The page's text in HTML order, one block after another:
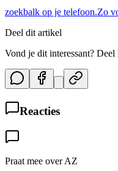
zoekbalk op je telefoon.Zo
Deel dit artikel
Vond je dit interessant? Deel
Reacties
Praat mee over AZ